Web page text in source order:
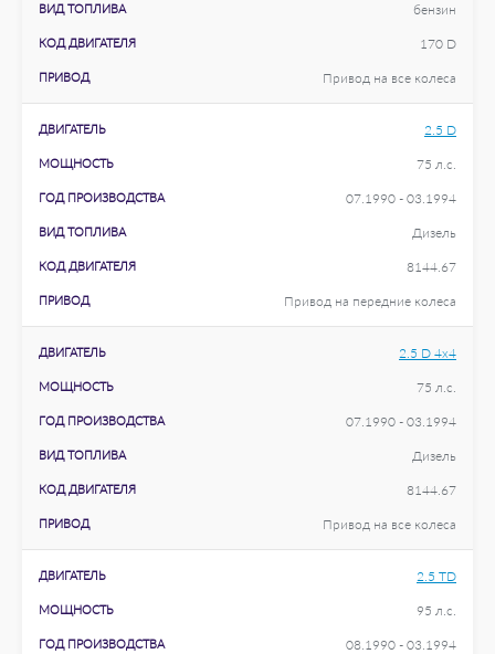
ВИД ТОПЛИВА бензин
КОД ДВИГАТЕЛЯ 170 D
ПРИВОД Привод на все колеса
ДВИГАТЕЛЬ 2.5 D
МОЩНОСТЬ 75 л.с.
ГОД ПРОИЗВОДСТВА 07.1990 - 03.1994
ВИД ТОПЛИВА Дизель
КОД ДВИГАТЕЛЯ 8144.67
ПРИВОД Привод на передние колеса
ДВИГАТЕЛЬ 2.5 D 4x4
МОЩНОСТЬ 75 л.с.
ГОД ПРОИЗВОДСТВА 07.1990 - 03.1994
ВИД ТОПЛИВА Дизель
КОД ДВИГАТЕЛЯ 8144.67
ПРИВОД Привод на все колеса
ДВИГАТЕЛЬ 2.5 TD
МОЩНОСТЬ 95 л.с.
ГОД ПРОИЗВОДСТВА 08.1990 - 03.1994